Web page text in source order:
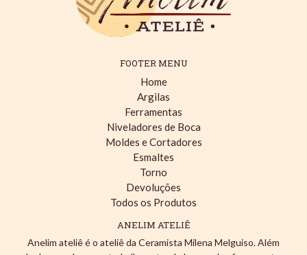
FOOTER MENU
Home
Argilas
Ferramentas
Niveladores de Boca
Moldes e Cortadores
Esmaltes
Torno
Devoluções
Todos os Produtos
ANELIM ATELIÊ
Anelim ateliê é o ateliê da Ceramista Milena Melguiso. Além